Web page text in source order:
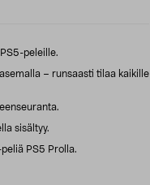
peleille.
– runsaasti tilaa kaikille
sisältyy.
PS5 Prolla.